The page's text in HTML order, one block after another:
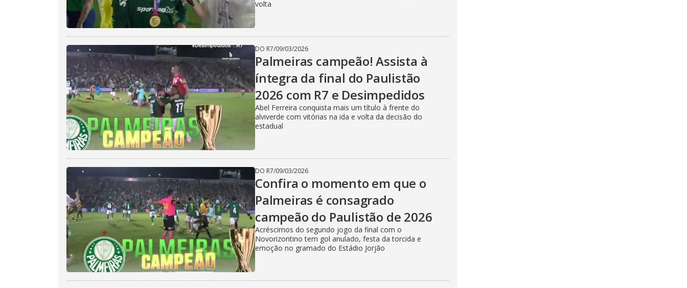
volta
DO R7/09/03/2026
Palmeiras campeão! Assista à
íntegra da final do Paulistão
2026 com R7 e Desimpedidos
Abel Ferreira conquista mais um título à frente do
alviverde com vitórias na ida e volta da decisão do
estadual
DO R7/09/03/2026
Confira o momento em que o
Palmeiras é consagrado
campeão do Paulistão de 2026
Acréscimos do segundo jogo da final com o
Novorizontino tem gol anulado, festa da torcida e
emoção no gramado do Estádio Jorjão